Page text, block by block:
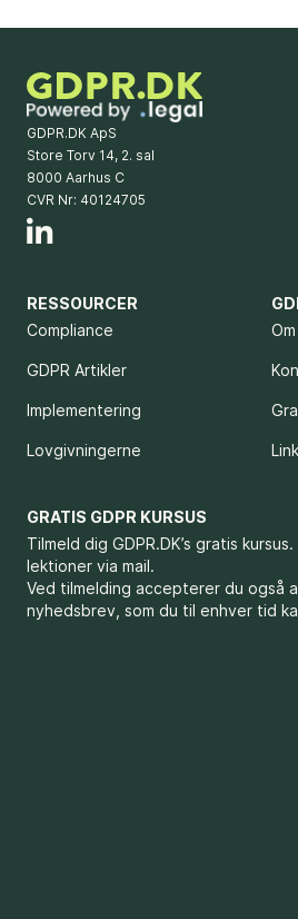
GDPR.DK ApS
Store Torv 14, 2. sal
8000 Aarhus C
CVR Nr: 40124705
RESSOURCER
Compliance
GDPR Artikler
Implementering
Lovgivningerne
GRATIS GDPR KURSUS
Tilmeld dig GDPR.DK’s gratis
lektioner via mail.
Ved tilmelding accepterer du også
nyhedsbrev, som du til enhver tid